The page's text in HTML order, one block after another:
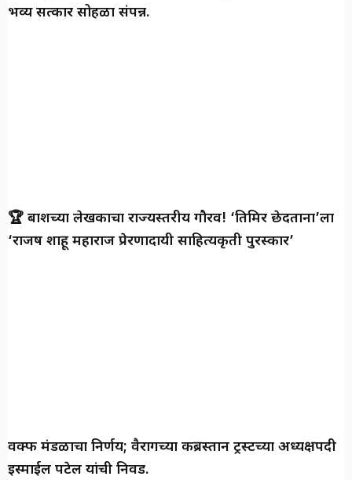
भव्य सत्कार सोहळा संपन्न.
🏆 बार्शीच्या लेखकाचा राज्यस्तरीय गौरव! ‘तिमिर छेदताना’ला
‘राजर्षी शाहू महाराज प्रेरणादायी साहित्यकृती पुरस्कार’
वक्फ मंडळाचा निर्णय; वैरागच्या कब्रस्तान ट्रस्टच्या अध्यक्षपदी
इस्माईल पटेल यांची निवड.